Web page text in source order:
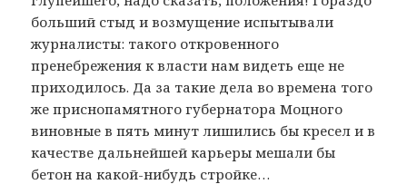
больший стыд и возмущение испытывали
журналисты: такого откровенного
пренебрежения к власти нам видеть еще не
приходилось. Да за такие дела во времена того
же приснопамятного губернатора Моцного
виновные в пять минут лишились бы кресел и в
качестве дальнейшей карьеры мешали бы
бетон на какой-нибудь стройке…